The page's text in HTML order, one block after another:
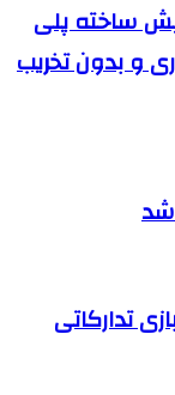
ساخته پلی
و بدون تخریب
شد
تدارکاتی